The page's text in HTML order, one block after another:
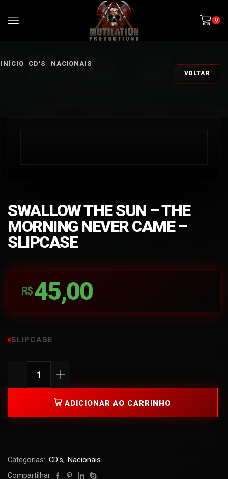
0
INÍCIO CD'S NACIONAIS
VOLTAR
SWALLOW THE SUN – THE
MORNING NEVER CAME –
SLIPCASE
R$ 45,00
SLIPCASE
ADICIONAR AO CARRINHO
Categorias: CD's, Nacionais
Compartilhar: